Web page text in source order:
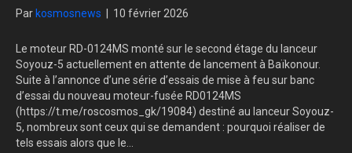
Par kosmosnews 10 février 2026
Le moteur RD-0124MS monté sur le second étage du lanceur
Soyouz-5 actuellement en attente de lancement à Baïkonour.
Suite à l’annonce d’une série d’essais de mise à feu sur banc
d’essai du nouveau moteur-fusée RD0124MS
(https://t.me/roscosmos_gk/19084) destiné au lanceur Soyouz-
5, nombreux sont ceux qui se demandent : pourquoi réaliser de
tels essais alors que le…